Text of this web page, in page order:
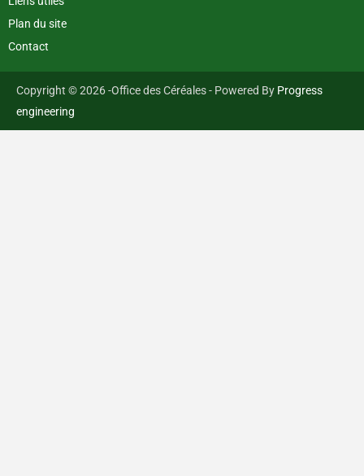
Plan du site
Contact
Copyright © 2026 -Office des Céréales - Powered By Progress
engineering